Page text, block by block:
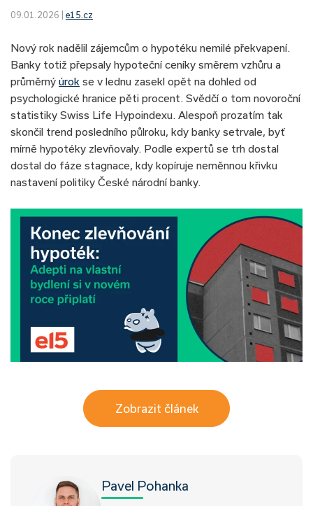
09.01.2026 | e15.cz
Nový rok nadělil zájemcům o hypotéku nemilé překvapení.
Banky totiž přepsaly hypoteční ceníky směrem vzhůru a
průměrný úrok se v lednu zasekl opět na dohled od
psychologické hranice pěti procent. Svědčí o tom novoroční
statistiky Swiss Life Hypoindexu. Alespoň prozatím tak
skončil trend posledního půlroku, kdy banky setrvale, byť
mírně hypotéky zlevňovaly. Podle expertů se trh dostal
dostal do fáze stagnace, kdy kopíruje neměnnou křivku
nastavení politiky České národní banky.
Zobrazit článek
Pavel Pohanka